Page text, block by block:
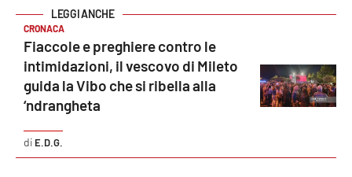
Cultura
Economia e Lavoro
Politica
Sanità
CRONACA
Fiaccole e preghiere contro le
intimidazioni, il vescovo di Mileto
guida la Vibo che si ribella alla
‘ndrangheta
E.D.G.